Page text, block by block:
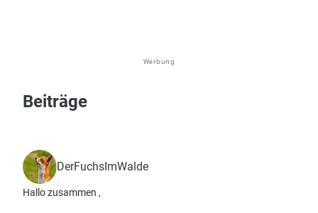
Werbung
Beiträge
DerFuchsImWalde
Hallo zusammen ,